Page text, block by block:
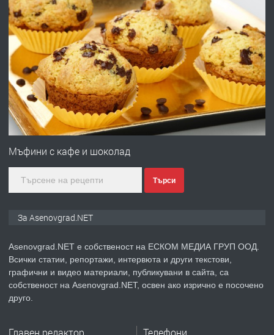
преди 10 месеца
ПРЕДЛАГА
Професионална броячна машина -
със сертификат от ЕЦБ
преди 1 година
ПРЕДЛАГА
Професионална зеленчукорезачка
преди 2 години
ПРЕДЛАГА
Давам индивидуалани уроци по
Мъфини с кафе и шоколад
Търси
За Asenovgrad.NET
Asenovgrad.NET е собственост на ЕСКОМ МЕДИА ГРУП ООД.
Всички статии, репортажи, интервюта и други текстови,
графични и видео материали, публикувани в сайта, са
собственост на Asenovgrad.NET, освен ако изрично е посочено
друго.
Главен редактор Телефони